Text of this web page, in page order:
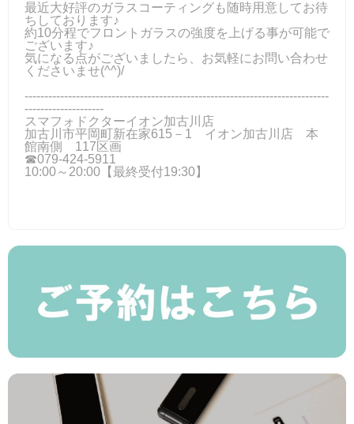
最近大好評のガラスコーティングも随時用意してお待
ちしております♪
約10分程でフロントガラスの強度を上げる事が可能で
ございます♪
気になる点がございましたら、お気軽にお問い合わせ
くださいませ(^^)/
-----------------------------------------------------------------------------
--------------------
スマフォドクターイオン加古川店
加古川市平岡町新在家615－1 イオン加古川店 本
館南側 117区画
☎079-424-5911
10:00～20:00【最終受付19:30】